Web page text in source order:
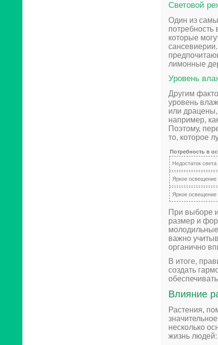
Световой
Один из
потребность
которые
лимонные
Уровень
Другим
уровень
или
например,
Поэтому,
то, которое
Потребность в
Недостаток света
Яркое освещение
Яркое освещение
При выборе
размер и
важно
органично
В итоге,
создать
Влияние
Растения,
несколько
жизнь людей: